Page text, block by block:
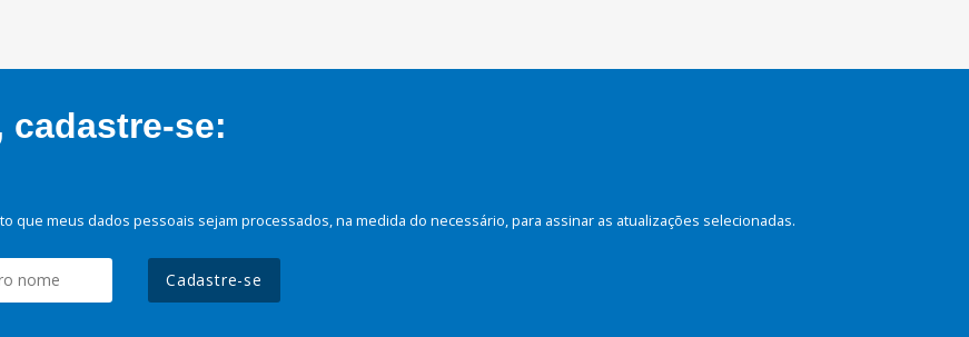
cadastre-se:
que meus dados pessoais sejam processados, na medida do necessário, para assinar as atualizações selecionadas.
Cadastre-se